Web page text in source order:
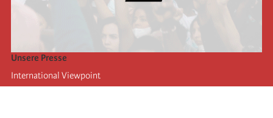
Unsere Presse
International Viewpoint